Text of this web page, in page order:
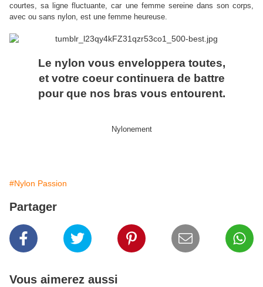
courtes, sa ligne fluctuante, car une femme sereine dans son corps,
avec ou sans nylon, est une femme heureuse.
Le nylon vous enveloppera toutes,
et votre coeur continuera de battre
pour que nos bras vous entourent.
Nylonement
#Nylon Passion
Partager
Vous aimerez aussi